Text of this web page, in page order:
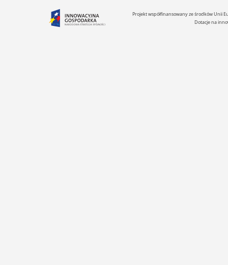
Projekt współfinansowany ze środków Unii
Dotacje na